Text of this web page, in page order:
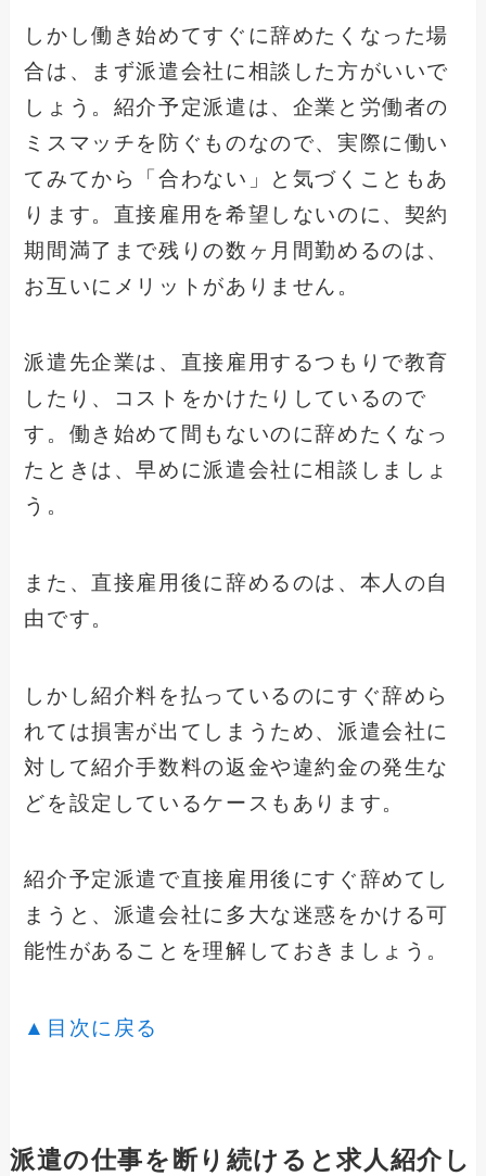
しかし働き始めてすぐに辞めたくなった場
合は、まず派遣会社に相談した方がいいで
しょう。紹介予定派遣は、企業と労働者の
ミスマッチを防ぐものなので、実際に働い
てみてから「合わない」と気づくこともあ
ります。直接雇用を希望しないのに、契約
期間満了まで残りの数ヶ月間勤めるのは、
お互いにメリットがありません。
派遣先企業は、直接雇用するつもりで教育
したり、コストをかけたりしているので
す。働き始めて間もないのに辞めたくなっ
たときは、早めに派遣会社に相談しましょ
う。
また、直接雇用後に辞めるのは、本人の自
由です。
しかし紹介料を払っているのにすぐ辞めら
れては損害が出てしまうため、派遣会社に
対して紹介手数料の返金や違約金の発生な
どを設定しているケースもあります。
紹介予定派遣で直接雇用後にすぐ辞めてし
まうと、派遣会社に多大な迷惑をかける可
能性があることを理解しておきましょう。
▲目次に戻る
派遣の仕事を断り続けると求人紹介し